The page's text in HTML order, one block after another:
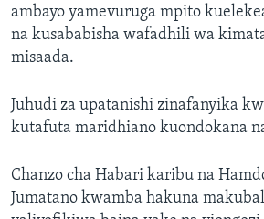
ambayo yamevuruga mpito
na kusababisha wafadhili wa
misaada.
Juhudi za upatanishi zinafanyika
kutafuta maridhiano kuondokana
Chanzo cha Habari karibu na
Jumatano kwamba hakuna